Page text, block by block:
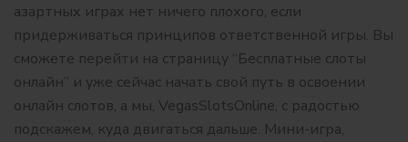
азартных играх нет ничего плохого, если
придерживаться принципов ответственной игры. Вы
сможете перейти на страницу “Бесплатные слоты
онлайн” и уже сейчас начать свой путь в освоении
онлайн слотов, а мы, VegasSlotsOnline, с радостью
подскажем, куда двигаться дальше. Мини-игра,